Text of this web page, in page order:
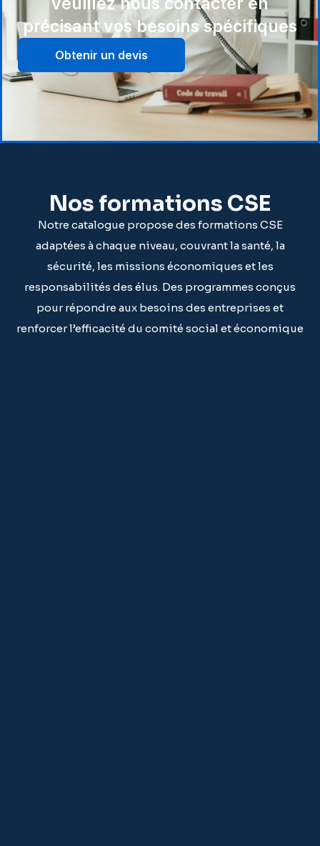
précisant vos besoins spécifiques
Obtenir un devis
Nos formations CSE
Notre catalogue propose des formations CSE
adaptées à chaque niveau, couvrant la santé, la
sécurité, les missions économiques et les
responsabilités des élus. Des programmes conçus
pour répondre aux besoins des entreprises et
renforcer l’efficacité du comité social et économique